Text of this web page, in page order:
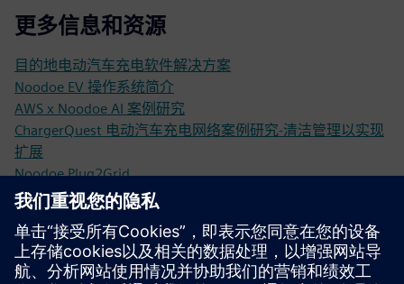
更多信息和资源
目的地电动汽车充电软件解决方案
Noodoe EV 操作系统简介
AWS x Noodoe AI 案例研究
ChargerQuest 电动汽车充电网络案例研究-清洁管理以实现
扩展
Noodoe Plug2Grid
西门子大学的 Noodoe 课程
先决条件